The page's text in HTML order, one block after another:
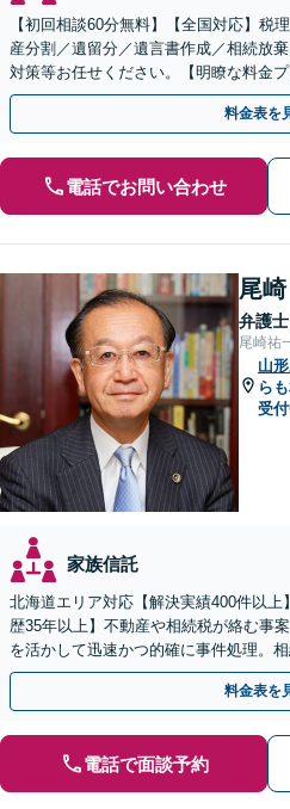
【初回相談60分無料】【全国対応】税
産分割／遺留分／遺言書作成／相続放
対策等お任せください。【明瞭な料金
話相談可】
料金表を
電話でお問い合わせ
尾
弁護士
尾崎祐
山
ら
受
家族信託
北海道エリア対応【解決実績400件以
歴35年以上】不動産や相続税が絡む事
を活かして迅速かつ的確に事件処理。
システムもお任せ【完全個室】【自衛
料金表を
電話で面談予約